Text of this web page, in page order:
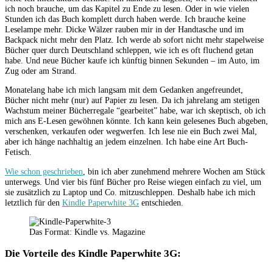
ich noch brauche, um das Kapitel zu Ende zu lesen. Oder in wie vielen
Stunden ich das Buch komplett durch haben werde. Ich brauche keine
Leselampe mehr. Dicke Wälzer rauben mir in der Handtasche und im
Backpack nicht mehr den Platz. Ich werde ab sofort nicht mehr stapelweise
Bücher quer durch Deutschland schleppen, wie ich es oft fluchend getan
habe. Und neue Bücher kaufe ich künftig binnen Sekunden – im Auto, im
Zug oder am Strand.
Monatelang habe ich mich langsam mit dem Gedanken angefreundet,
Bücher nicht mehr (nur) auf Papier zu lesen. Da ich jahrelang am stetigen
Wachstum meiner Bücherregale “gearbeitet” habe, war ich skeptisch, ob ich
mich ans E-Lesen gewöhnen könnte. Ich kann kein gelesenes Buch abgeben,
verschenken, verkaufen oder wegwerfen. Ich lese nie ein Buch zwei Mal,
aber ich hänge nachhaltig an jedem einzelnen. Ich habe eine Art Buch-
Fetisch.
Wie schon geschrieben , bin ich aber zunehmend mehrere Wochen am Stück
unterwegs. Und vier bis fünf Bücher pro Reise wiegen einfach zu viel, um
sie zusätzlich zu Laptop und Co. mitzuschleppen. Deshalb habe ich mich
letztlich für den Kindle Paperwhite 3G entschieden.
Das Format: Kindle vs. Magazine
Die Vorteile des Kindle Paperwhite 3G: